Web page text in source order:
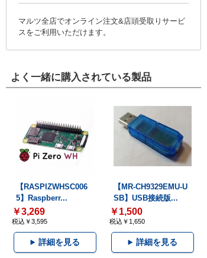
マルツ全店でオンライン注文&店頭受取りサービ
スをご利用いただけます。
よく一緒に購入されている製品
【RASPIZWHSC006
5】Raspberr...
￥3,269
税込￥3,595
詳細を見る
【MR-CH9329EMU-U
SB】USB接続版...
￥1,500
税込￥1,650
詳細を見る